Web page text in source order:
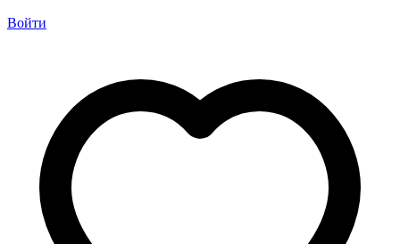
Войти